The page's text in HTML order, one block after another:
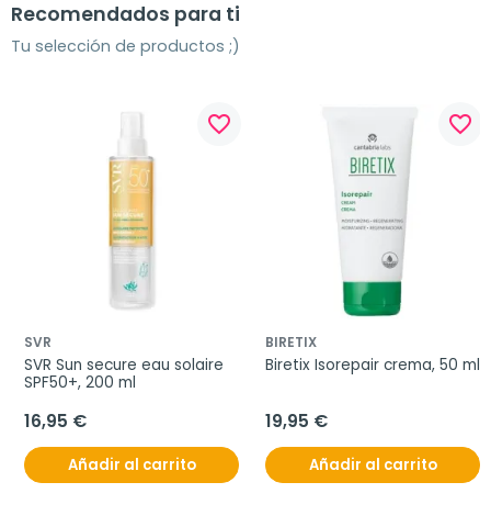
Recomendados para ti
Tu selección de productos ;)
favorite_border
SVR
SVR Sun secure eau solaire
SPF50+, 200 ml
16,95 €
Añadir al carrito
favorite_border
BIRETIX
Biretix Isorepair crema, 50 ml
19,95 €
Añadir al carrito